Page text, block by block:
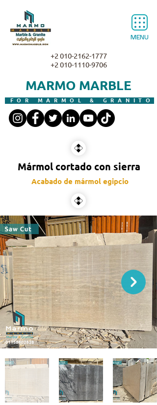
MENU
MARMO MARBLE
FOR MARMOL & GRANITO
+2 010-2162-1777
+2 010-1110-9706
Mármol cortado con sierra
Acabado de mármol egipcio